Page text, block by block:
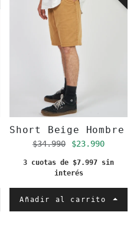
Short Beige Hombre
Precio regular
$34.990 Precio de
$23.990
3 cuotas de $7.997 sin
interés
Añadir al carrito